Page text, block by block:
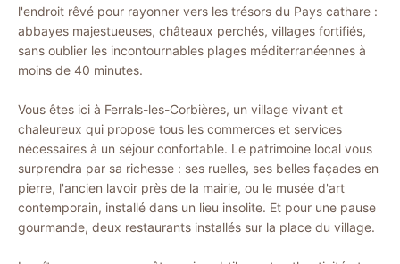
l'endroit rêvé pour rayonner vers les trésors du Pays cathare :
abbayes majestueuses, châteaux perchés, villages fortifiés,
sans oublier les incontournables plages méditerranéennes à
moins de 40 minutes.
Vous êtes ici à Ferrals-les-Corbières, un village vivant et
chaleureux qui propose tous les commerces et services
nécessaires à un séjour confortable. Le patrimoine local vous
surprendra par sa richesse : ses ruelles, ses belles façades en
pierre, l'ancien lavoir près de la mairie, ou le musée d'art
contemporain, installé dans un lieu insolite. Et pour une pause
gourmande, deux restaurants installés sur la place du village.